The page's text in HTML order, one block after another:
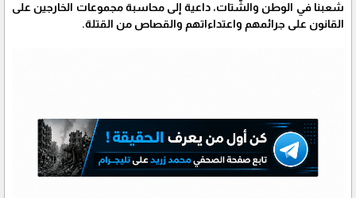
شعبنا في الوطن والشّتات، داعية إلى محاسبة مجموعات الخارجين على
القانون على جرائمهم واعتداءاتهم والقصاص من القتلة.